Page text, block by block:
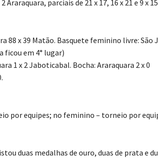
parciais de 21 x 17, 16 x 21 e 9 x
88 x 39 Matão. Basquete feminino livre: São
ficou em 4° lugar)
1 x 2 Jaboticabal. Bocha: Araraquara 2 x 0
por equipes; no feminino – torneio por
duas medalhas de ouro, duas de prata e